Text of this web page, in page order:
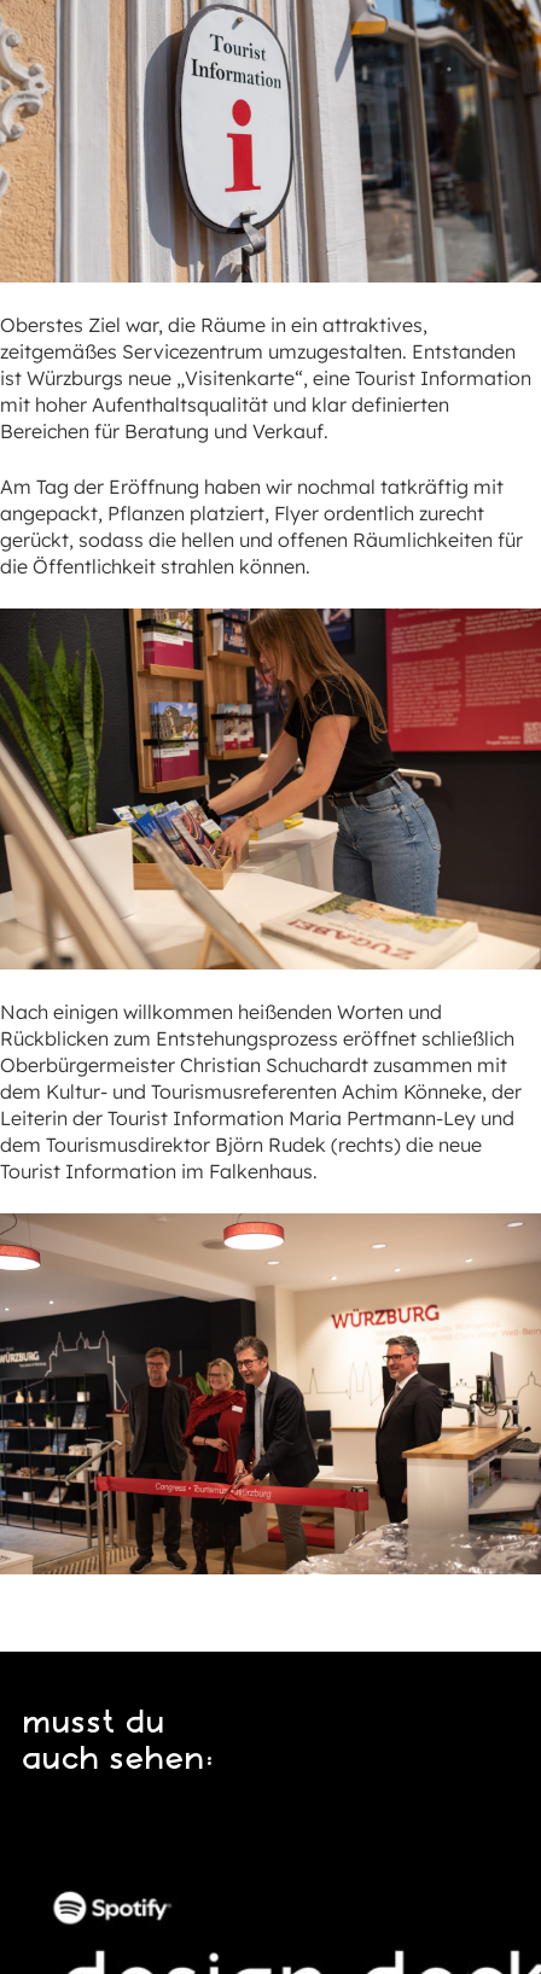
Oberstes Ziel war, die Räume in ein attraktives,
zeitgemäßes Servicezentrum umzugestalten. Entstanden
ist Würzburgs neue „Visitenkarte“, eine Tourist Information
mit hoher Aufenthaltsqualität und klar definierten
Bereichen für Beratung und Verkauf.
Am Tag der Eröffnung haben wir nochmal tatkräftig mit
angepackt, Pflanzen platziert, Flyer ordentlich zurecht
gerückt, sodass die hellen und offenen Räumlichkeiten für
die Öffentlichkeit strahlen können.
Nach einigen willkommen heißenden Worten und
Rückblicken zum Entstehungsprozess eröffnet schließlich
Oberbürgermeister Christian Schuchardt zusammen mit
dem Kultur- und Tourismusreferenten Achim Könneke, der
Leiterin der Tourist Information Maria Pertmann-Ley und
dem Tourismusdirektor Björn Rudek (rechts) die neue
Tourist Information im Falkenhaus.
musst du
auch sehen: